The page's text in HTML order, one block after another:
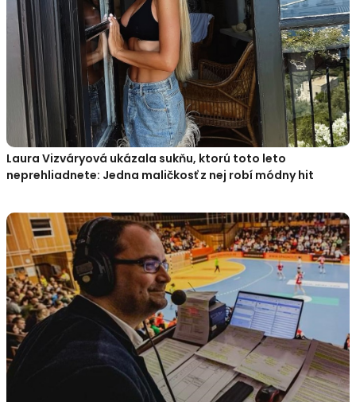
Laura Vizváryová ukázala sukňu, ktorú toto leto
neprehliadnete: Jedna maličkosť z nej robí módny hit